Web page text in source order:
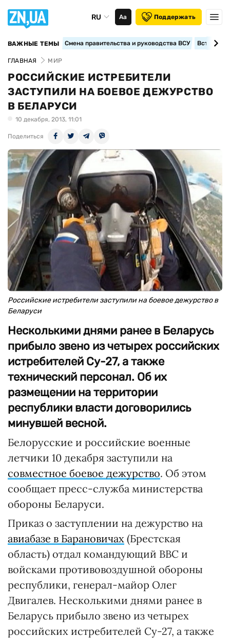
RU Аа Поддержать
ВАЖНЫЕ ТЕМЫ Смена правительства и руководства ВСУ
ГЛАВНАЯ МИР
РОССИЙСКИЕ ИСТРЕБИТЕЛИ
ЗАСТУПИЛИ НА БОЕВОЕ ДЕЖУРСТВО
В БЕЛАРУСИ
10 декабря, 2013, 11:01
Поделиться
Российские истребители заступили на боевое дежурство в
Беларуси
Несколькими днями ранее в Беларусь
прибыло звено из четырех российских
истребителей Су-27, а также
технический персонал. Об их
размещении на территории
республики власти договорились
минувшей весной.
Белорусские и российские военные
летчики 10 декабря заступили на
совместное боевое дежурство. Об этом
сообщает пресс-служба министерства
обороны Беларуси.
Приказ о заступлении на дежурство на
авиабазе в Барановичах (Брестская
область) отдал командующий ВВС и
войсками противовоздушной обороны
республики, генерал-майор Олег
Двигалев. Несколькими днями ранее в
Беларусь прибыло звено из четырех
российских истребителей Су-27, а также